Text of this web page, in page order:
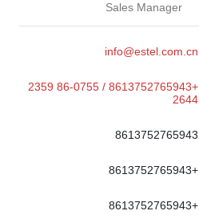
Sales Manager
info@estel.com.cn
+8613752765943 / 86-0755 2359
2644
8613752765943
+8613752765943
+8613752765943